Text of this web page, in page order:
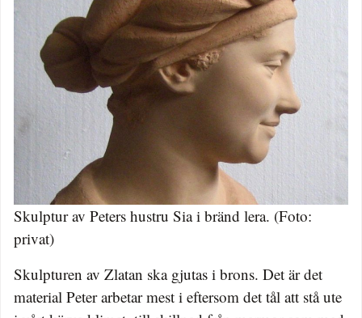
Skulptur av Peters hustru Sia i bränd lera. (Foto:
privat)
Skulpturen av Zlatan ska gjutas i brons. Det är det
material Peter arbetar mest i eftersom det tål att stå ute